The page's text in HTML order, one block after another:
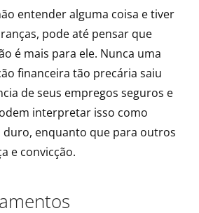
entender alguma coisa e tiver
pode até pensar que
é mais para ele. Nunca uma
financeira tão precária saiu
de seus empregos seguros e
interpretar isso como
enquanto que para outros
e convicção.